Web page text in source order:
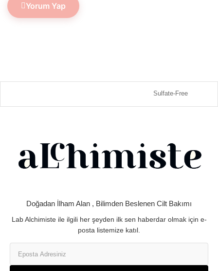
Yorum Yap
Sulfate-Free
Doğadan İlham Alan , Bilimden Beslenen Cilt Bakımı
Lab Alchimiste ile ilgili her şeyden ilk sen haberdar olmak için e-
posta listemize katıl.